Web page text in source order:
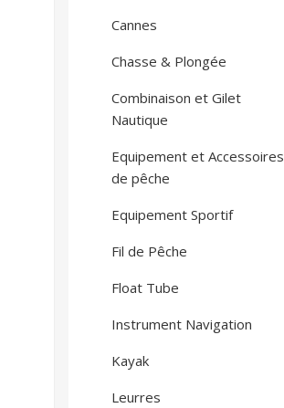
Cannes
Chasse & Plongée
Combinaison et Gilet
Nautique
Equipement et Accessoires
de pêche
Equipement Sportif
Fil de Pêche
Float Tube
Instrument Navigation
Kayak
Leurres